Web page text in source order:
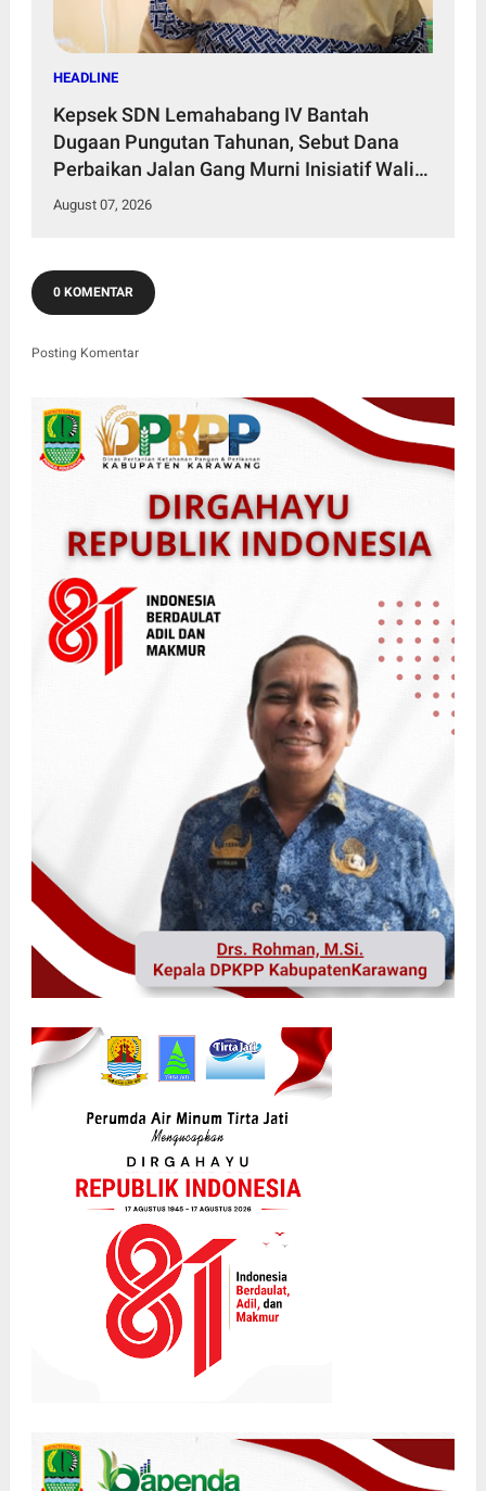
HEADLINE
Kepsek SDN Lemahabang IV Bantah
Dugaan Pungutan Tahunan, Sebut Dana
Perbaikan Jalan Gang Murni Inisiatif Wali
Murid
August 07, 2026
0 KOMENTAR
Posting Komentar